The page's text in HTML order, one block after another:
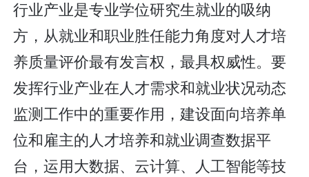
行业产业是专业学位研究生就业的吸纳
方，从就业和职业胜任能力角度对人才培
养质量评价最有发言权，最具权威性。要
发挥行业产业在人才需求和就业状况动态
监测工作中的重要作用，建设面向培养单
位和雇主的人才培养和就业调查数据平
台，运用大数据、云计算、人工智能等技